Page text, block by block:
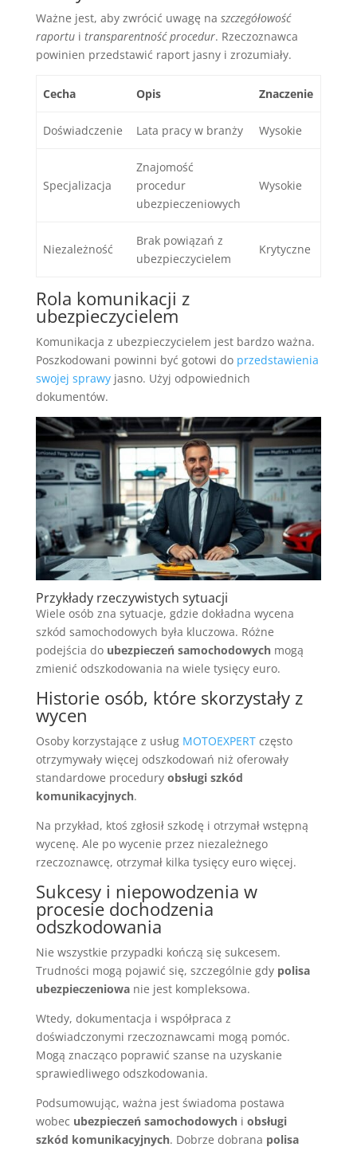
Ważne jest, aby zwrócić uwagę na szczegółowość
raportui transparentność procedur. Rzeczoznawca
powinien przedstawić raport jasny i zrozumiały.
Cecha Opis Znaczenie
Doświadczenie Lata pracy w branży Wysokie
Specjalizacja
Znajomość
procedur
ubezpieczeniowych
Wysokie
Niezależność
Brak powiązań z
ubezpieczycielem
Krytyczne
Rola komunikacji z
ubezpieczycielem
Komunikacja z ubezpieczycielem jest bardzo ważna.
Poszkodowani powinni być gotowi do przedstawienia
swojej sprawyjasno. Użyj odpowiednich
dokumentów.
Przykłady rzeczywistych sytuacji
Wiele osób zna sytuacje, gdzie dokładna wycena
szkód samochodowych była kluczowa. Różne
podejścia do ubezpieczeń samochodowychmogą
zmienić odszkodowania na wiele tysięcy euro.
Historie osób, które skorzystały z
wycen
Osoby korzystające z usług MOTOEXPERTczęsto
otrzymywały więcej odszkodowań niż oferowały
standardowe procedury obsługi szkód
komunikacyjnych.
Na przykład, ktoś zgłosił szkodę i otrzymał wstępną
wycenę. Ale po wycenie przez niezależnego
rzeczoznawcę, otrzymał kilka tysięcy euro więcej.
Sukcesy i niepowodzenia w
procesie dochodzenia
odszkodowania
Nie wszystkie przypadki kończą się sukcesem.
Trudności mogą pojawić się, szczególnie gdy polisa
ubezpieczeniowanie jest kompleksowa.
Wtedy, dokumentacja i współpraca z
doświadczonymi rzeczoznawcami mogą pomóc.
Mogą znacząco poprawić szanse na uzyskanie
sprawiedliwego odszkodowania.
Podsumowując, ważna jest świadoma postawa
wobec ubezpieczeń samochodowychi obsługi
szkód komunikacyjnych. Dobrze dobrana polisa